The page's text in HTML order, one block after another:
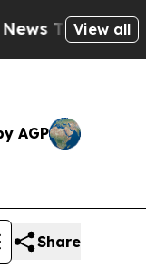
Won’t
View all
AGP
Share